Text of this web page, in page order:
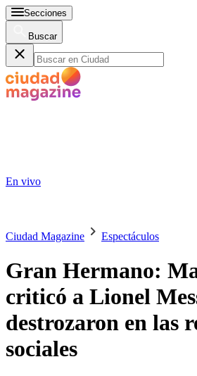
Secciones
Buscar
En vivo
Ciudad Magazine Espectáculos
Gran Hermano:
criticó a Lionel
destrozaron en las
sociales